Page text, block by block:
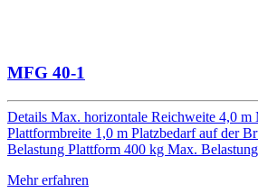
MFG 40-1
Details Max. horizontale Reichweite 4,0 m
Plattformbreite 1,0 m Platzbedarf auf der
Belastung Plattform 400 kg Max.
Mehr erfahren